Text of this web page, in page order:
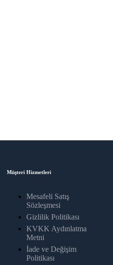
Müşteri Hizmetleri
Mesafeli Satış
Sözleşmesi
Gizlilik Politikası
KVKK Aydınlatma
Metni
İade ve Değişim
Politikası